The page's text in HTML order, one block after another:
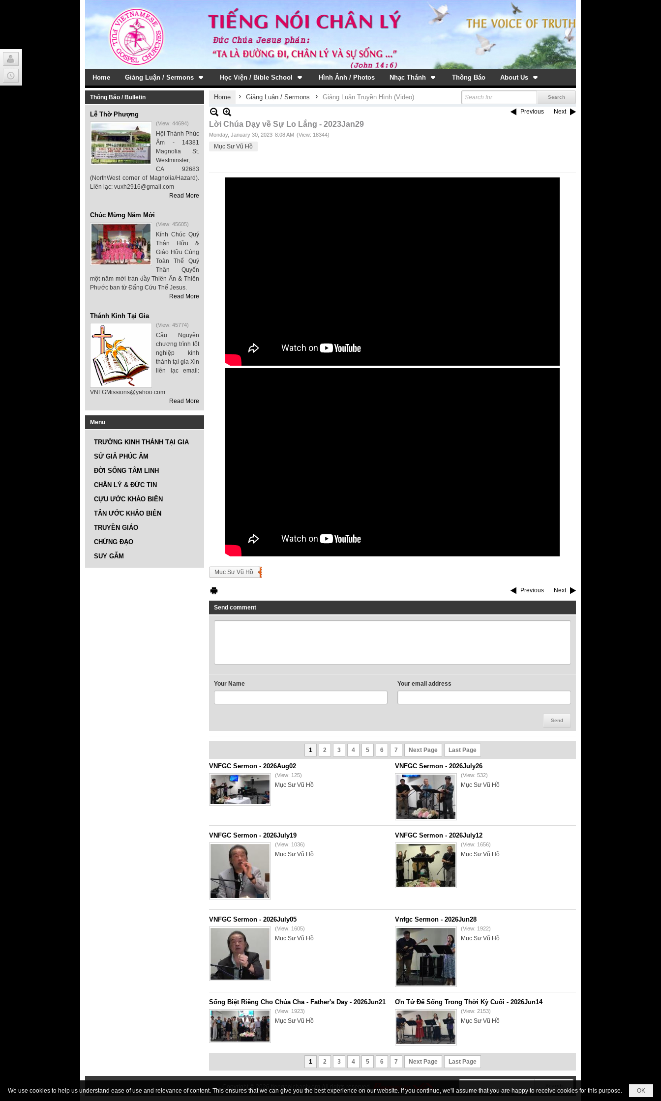
Home Giảng Luận / Sermons Học Viện / Bible School Hình Ảnh / Photos Nhạc Thánh Thông Báo About Us
Thông Báo / Bulletin
Lễ Thờ Phượng
(View: 44694)
Hội Thánh Phúc
Âm - 14381
Magnolia St.
Westminster,
CA 92683
(NorthWest corner of Magnolia/Hazard).
Liên lạc: vuxh2916@gmail.com
Read More
Chúc Mừng Năm Mới
(View: 45605)
Kính Chúc Quý
Thân Hữu &
Giáo Hữu Cùng
Toàn Thể Quý
Thân Quyến
một năm mới tràn đầy Thiên Ân & Thiên
Phước ban từ Đấng Cứu Thế Jesus.
Read More
Thánh Kinh Tại Gia
(View: 45774)
Cầu Nguyện
chương trình tốt
nghiệp kinh
thánh tại gia Xin
liên lạc email:
VNFGMissions@yahoo.com
Read More
Menu
TRƯỜNG KINH THÁNH TẠI GIA
SỨ GIẢ PHÚC ÂM
ĐỜI SỐNG TÂM LINH
CHÂN LÝ & ĐỨC TIN
CỰU ƯỚC KHẢO BIÊN
TÂN ƯỚC KHẢO BIÊN
TRUYỀN GIÁO
CHỨNG ĐẠO
SUY GẪM
Home › Giảng Luận / Sermons › Giảng Luận Truyền Hình (Video)
Previous Next
Lời Chúa Dạy về Sự Lo Lắng - 2023Jan29
Monday, January 30, 2023 8:08 AM (View: 18344)
Mục Sư Vũ Hồ
Muc Sư Vũ Hồ
Previous Next
Send comment
Your Name Your email address
1 2 3 4 5 6 7 Next Page Last Page
VNFGC Sermon - 2026Aug02
(View: 125)
Mục Sư Vũ Hồ
VNFGC Sermon - 2026July26
(View: 532)
Mục Sư Vũ Hồ
VNFGC Sermon - 2026July19
(View: 1036)
Mục Sư Vũ Hồ
VNFGC Sermon - 2026July12
(View: 1656)
Mục Sư Vũ Hồ
VNFGC Sermon - 2026July05
(View: 1605)
Mục Sư Vũ Hồ
Vnfgc Sermon - 2026Jun28
(View: 1922)
Mục Sư Vũ Hồ
Sống Biệt Riêng Cho Chúa Cha - Father's Day - 2026Jun21
(View: 1923)
Mục Sư Vũ Hồ
Ơn Tứ Để Sống Trong Thời Kỳ Cuối - 2026Jun14
(View: 2153)
Mục Sư Vũ Hồ
1 2 3 4 5 6 7 Next Page Last Page
Copyright © 2026 tiengnoichanly.org All rights reserved
OK
We use cookies to help us understand ease of use and relevance of content. This ensures that we can give you the best experience on our website. If you continue, we'll assume that you are happy to receive cookies for this purpose.